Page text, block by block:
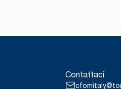
Contattaci